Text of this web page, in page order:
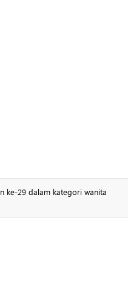
ke-29 dalam kategori wanita